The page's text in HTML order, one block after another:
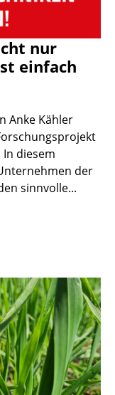
nur
einfach
Anke Kähler
In diesem
der
sinnvolle...